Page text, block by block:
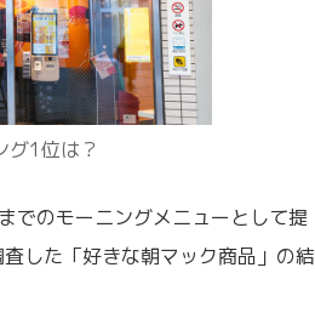
グ1位は？
のモーニングメニューとして提
した「好きな朝マック商品」の結